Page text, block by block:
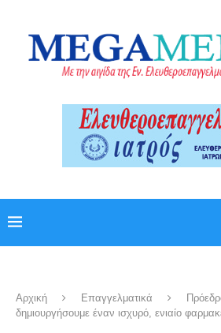
Αρχική Επαγγελματικά
δημιουργήσουμε έναν ισχυρό, ενιαίο